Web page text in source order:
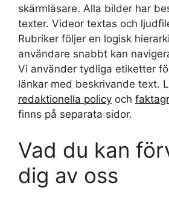
skärmläsare. Alla bilder har
texter. Videor textas och
Rubriker följer en logisk
användare snabbt kan
Vi använder tydliga etiketter
länkar med beskrivande text.
redaktionella policy och
finns på separata sidor.
Vad du kan
dig av oss